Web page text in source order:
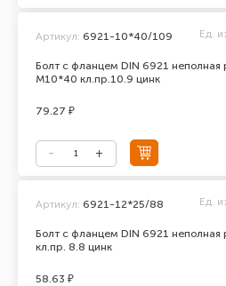
Болт с фланцем DIN 6921 неполная
М10*40 кл.пр.10.9 цинк
Артикул: 6921-10*40/109 Ед.
79.27 ₽
Болт с фланцем DIN 6921 неполная
кл.пр. 8.8 цинк
Артикул: 6921-12*25/88 Ед.
58.63 ₽